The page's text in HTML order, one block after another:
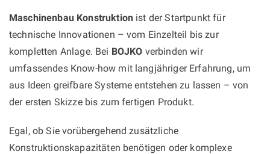
Maschinenbau Konstruktion ist der Startpunkt für
technische Innovationen – vom Einzelteil bis zur
kompletten Anlage. Bei BOJKO verbinden wir
umfassendes Know-how mit langjähriger Erfahrung, um
aus Ideen greifbare Systeme entstehen zu lassen – von
der ersten Skizze bis zum fertigen Produkt.
Egal, ob Sie vorübergehend zusätzliche
Konstruktionskapazitäten benötigen oder komplexe